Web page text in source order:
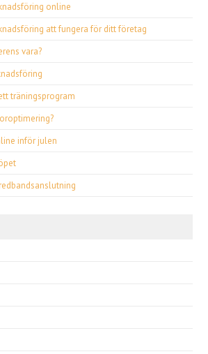
online
att fungera för ditt företag
vara?
träningsprogram
inför julen